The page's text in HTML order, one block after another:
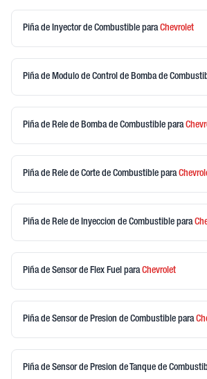
Piña de Inyector de Combustible paraChevrolet
Piña de Modulo de Control de Bomba de
Piña de Rele de Bomba de Combustible para
Piña de Rele de Corte de Combustible para
Piña de Rele de Inyeccion de Combustible para
Piña de Sensor de Flex Fuel paraChevrolet
Piña de Sensor de Presion de Combustible para
Piña de Sensor de Presion de Tanque de